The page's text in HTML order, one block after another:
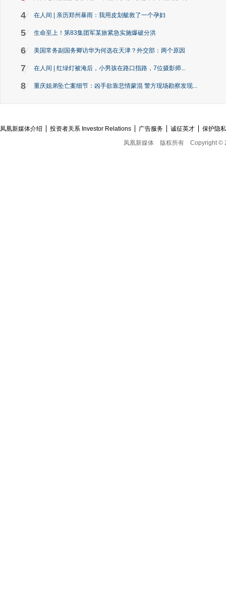
4 在人间 | 亲历郑州暴雨：我用皮划艇救了一个孕妇
5 生命至上！第83集团军某旅紧急实施爆破分洪
6 美国常务副国务卿访华为何选在天津？外交部：两个原因
7 在人间 | 红绿灯被淹后，小男孩在路口指路，7位摄影师...
8 重庆姐弟坠亡案细节：凶手欲靠悲情蒙混 警方现场勘察发现...
凤凰新媒体介绍 投资者关系 Investor Relations 广告服务 诚征英才
保护隐
凤凰新媒体
版权所有 Copyright ©